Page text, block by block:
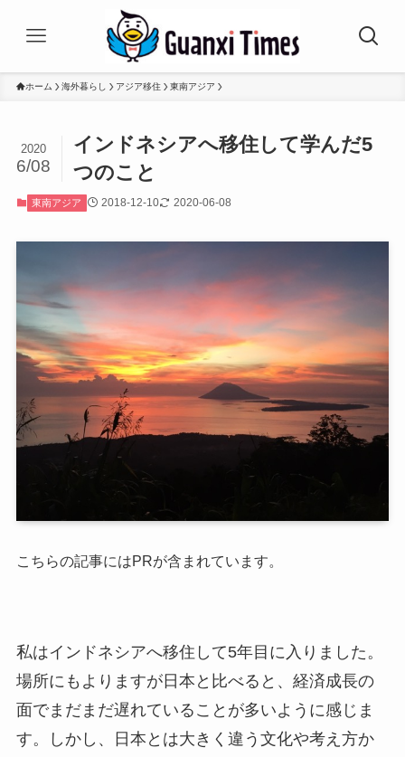
ホーム 海外暮らし アジア移住 東南アジア
インドネシアへ移住して学んだ5
つのこと
2020
6/08
東南アジア 2018-12-10 2020-06-08
こちらの記事にはPRが含まれています。
私はインドネシアへ移住して5年目に入りました。
場所にもよりますが日本と比べると、経済成長の
面でまだまだ遅れていることが多いように感じま
す。しかし、日本とは大きく違う文化や考え方か